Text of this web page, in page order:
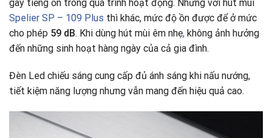
gây tiếng ồn trong quá trình hoạt động. Nhưng với hút mùi
Spelier SP – 109 Plus thì khác, mức độ ồn được để ở mức
cho phép 59 dB. Khi dùng hút mùi êm nhẹ, không ảnh hưởng
đến những sinh hoạt hàng ngày của cả gia đình.
Đèn Led chiếu sáng cung cấp đủ ánh sáng khi nấu nướng,
tiết kiệm năng lượng nhưng vẫn mang đến hiệu quả cao.